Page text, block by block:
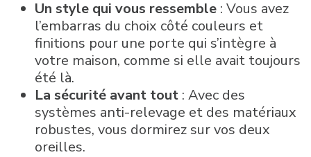
Un style qui vous ressemble : Vous avez
l’embarras du choix côté couleurs et
finitions pour une porte qui s’intègre à
votre maison, comme si elle avait toujours
été là.
La sécurité avant tout : Avec des
systèmes anti-relevage et des matériaux
robustes, vous dormirez sur vos deux
oreilles.